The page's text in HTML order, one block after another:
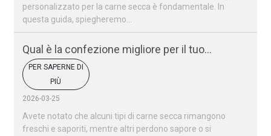
personalizzato per la carne secca è fondamentale. In
questa guida, spiegheremo...
Qual è la confezione migliore per il tuo
marchio di carne secca?
PER SAPERNE DI
PIÙ
2026-03-25
Avete notato che alcuni tipi di carne secca rimangono
freschi e saporiti, mentre altri perdono sapore o si